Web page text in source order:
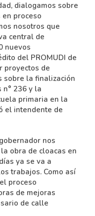
dialogamos sobre
proceso
nosotros que
central de
nuevos
del PROMUDI de
proyectos de
sobre la finalización
236 y la
primaria en la
el intendente de
nos
obra de cloacas en
ya se va a
trabajos. Como así
proceso
de mejoras
de calle